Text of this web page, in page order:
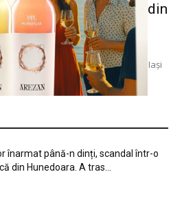
la Ambasada SUA din
Comercial al Ambasadei Statelor
Universitatea „Petre Andrei” din Iași
la...
înarmat până-n dinți, scandal într-o
din Hunedoara. A tras...